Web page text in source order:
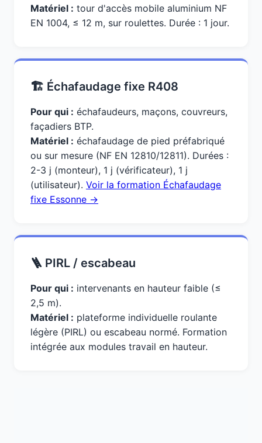
Matériel : tour d'accès mobile aluminium NF
EN 1004, ≤ 12 m, sur roulettes. Durée : 1 jour.
🏗️ Échafaudage fixe R408
Pour qui : échafaudeurs, maçons, couvreurs,
façadiers BTP.
Matériel : échafaudage de pied préfabriqué
ou sur mesure (NF EN 12810/12811). Durées :
2-3 j (monteur), 1 j (vérificateur), 1 j
(utilisateur). Voir la formation Échafaudage
fixe Essonne →
🪜 PIRL / escabeau
Pour qui : intervenants en hauteur faible (≤
2,5 m).
Matériel : plateforme individuelle roulante
légère (PIRL) ou escabeau normé. Formation
intégrée aux modules travail en hauteur.